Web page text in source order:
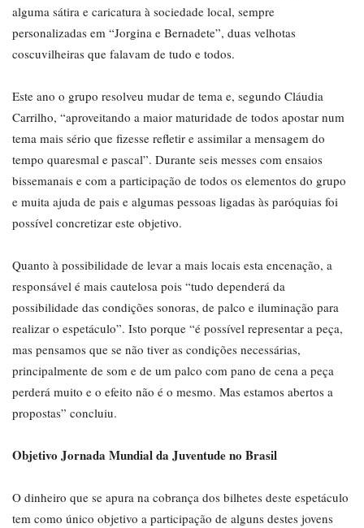
alguma sátira e caricatura à sociedade local, sempre
personalizadas em “Jorgina e Bernadete”, duas velhotas
coscuvilheiras que falavam de tudo e todos.
Este ano o grupo resolveu mudar de tema e, segundo Cláudia
Carrilho, “aproveitando a maior maturidade de todos apostar num
tema mais sério que fizesse refletir e assimilar a mensagem do
tempo quaresmal e pascal”. Durante seis messes com ensaios
bissemanais e com a participação de todos os elementos do grupo
e muita ajuda de pais e algumas pessoas ligadas às paróquias foi
possível concretizar este objetivo.
Quanto à possibilidade de levar a mais locais esta encenação, a
responsável é mais cautelosa pois “tudo dependerá da
possibilidade das condições sonoras, de palco e iluminação para
realizar o espetáculo”. Isto porque “é possível representar a peça,
mas pensamos que se não tiver as condições necessárias,
principalmente de som e de um palco com pano de cena a peça
perderá muito e o efeito não é o mesmo. Mas estamos abertos a
propostas” concluiu.
Objetivo Jornada Mundial da Juventude no Brasil
O dinheiro que se apura na cobrança dos bilhetes deste espetáculo
tem como único objetivo a participação de alguns destes jovens